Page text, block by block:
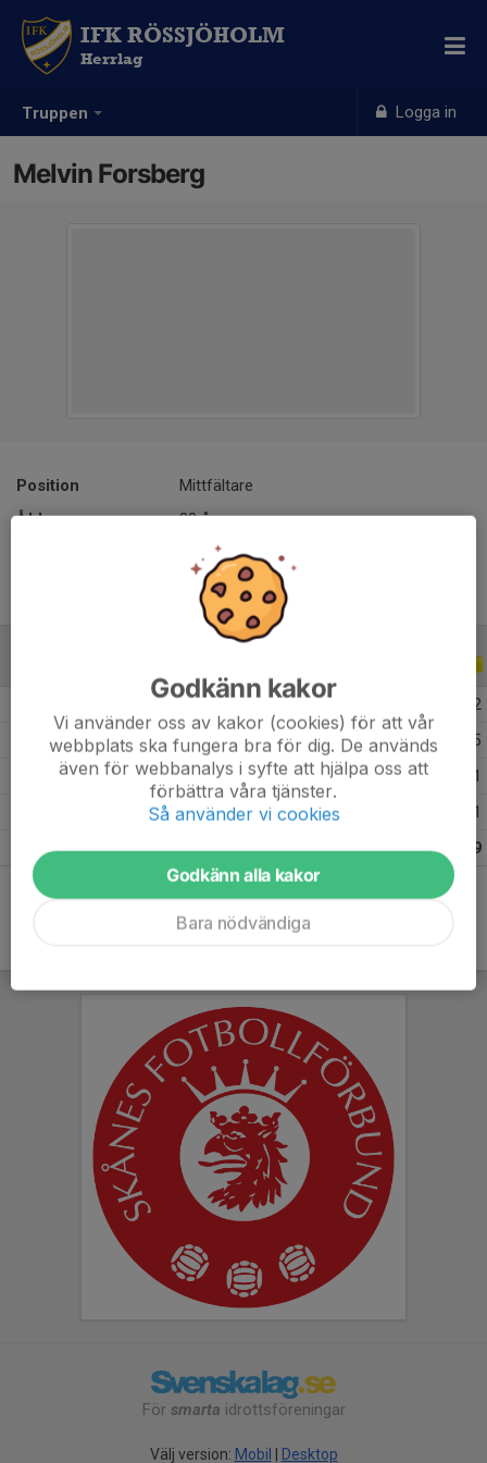
Truppen Logga in
IFK RÖSSJÖHOLM
Herrlag
Melvin Forsberg
Position
Mittfältare
Ålder
20 år
2
2025 27 5 0 5
21 5 1
1
Totalt 96 17 0 9
För smarta idrottsföreningar
Välj version: Mobil Desktop
Godkänn kakor
Vi använder oss av kakor (cookies) för att vår
webbplats ska fungera bra för dig. De används
även för webbanalys i syfte att hjälpa oss att
förbättra våra tjänster.
Så använder vi cookies
Godkänn alla kakor
Bara nödvändiga